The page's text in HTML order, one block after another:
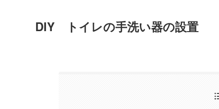
DIY トイレの手洗い器の設置